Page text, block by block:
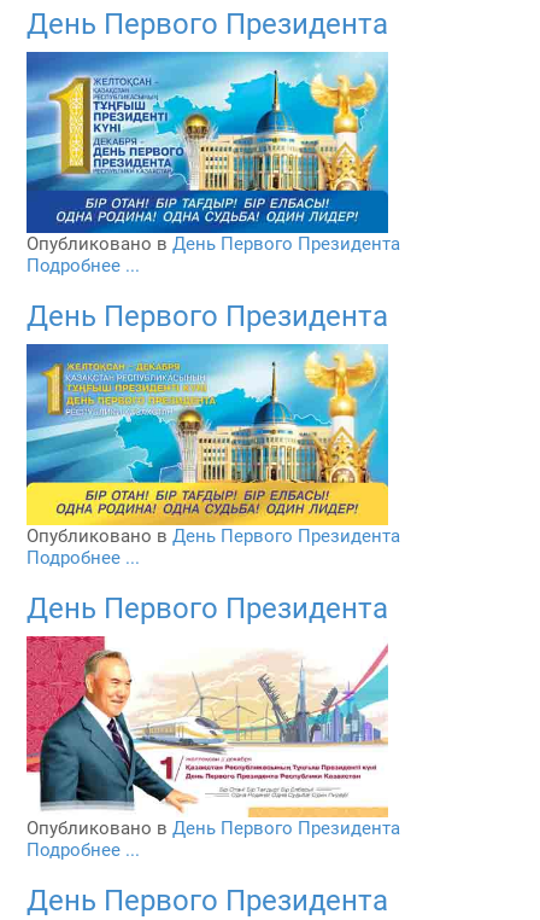
День Первого Президента
Опубликовано в День Первого Президента
Подробнее ...
День Первого Президента
Опубликовано в День Первого Президента
Подробнее ...
День Первого Президента
Опубликовано в День Первого Президента
Подробнее ...
День Первого Президента